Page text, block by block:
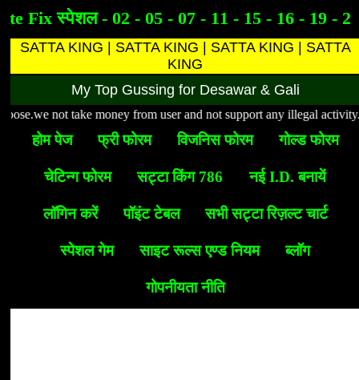
Fix स्पेशल - 02 - 05 - 07 - 11 - 15 - 16 - 19 - 21
SATTA KING | SATTA KING | SATTA KING | SATTA
KING
My Top Gussing for Desawar & Gali
not take money from user and not support any illegal
होम पेज फ्री फोरम विजनिस फोरम गोल्ड फोरम
चेटिन्ग फोरम सट्टा किंग 786 नई I.D. बनायें
लॉगिन करें पॉइंट टेबल सभी सट्टा रिज़ल्ट चार्ट
स्पेशल गेम साइट रूल्स एण्ड नियम ब्लॉग
गोपनीयता नीति